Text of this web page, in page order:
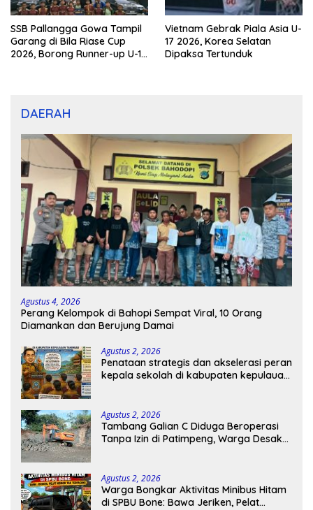
SSB Pallangga Gowa Tampil
Garang di Bila Riase Cup
2026, Borong Runner-up U-10
Vietnam Gebrak Piala Asia U-
17 2026, Korea Selatan
Dipaksa Tertunduk
DAERAH
Agustus 4, 2026
Perang Kelompok di Bahopi Sempat Viral, 10 Orang
Diamankan dan Berujung Damai
Agustus 2, 2026
Penataan strategis dan akselerasi peran
kepala sekolah di kabupaten kepulauan
Agustus 2, 2026
Tambang Galian C Diduga Beroperasi
Tanpa Izin di Patimpeng, Warga Desak
Agustus 2, 2026
Warga Bongkar Aktivitas Minibus Hitam
di SPBU Bone: Bawa Jeriken, Pelat